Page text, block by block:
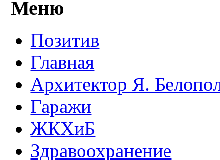
Меню
Позитив
Главная
Архитектор Я.
Гаражи
ЖКХиБ
Здравоохранение